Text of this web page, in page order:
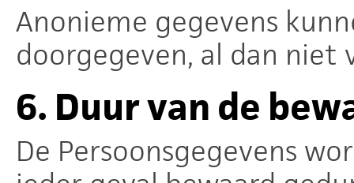
Anonieme gegevens
doorgegeven, al dan
6. Duur van de
De Persoonsgegevens